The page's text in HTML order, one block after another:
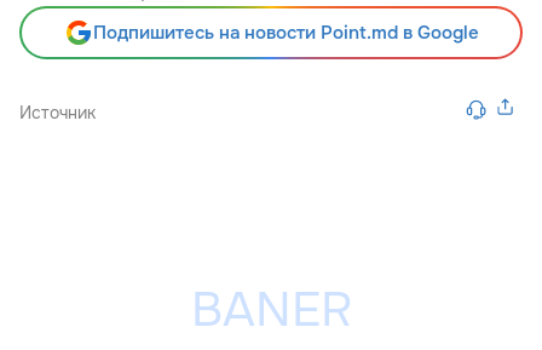
Подпишитесь на новости Point.md в Google
Источник